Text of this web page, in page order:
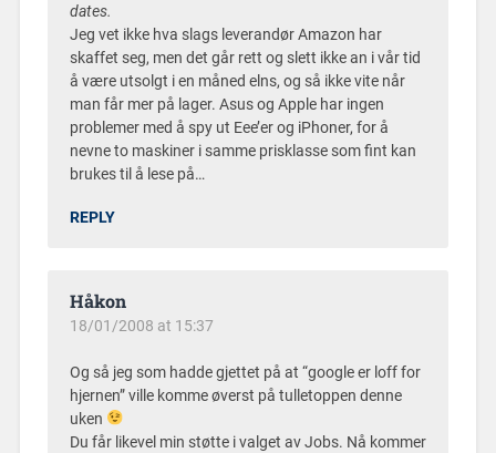
dates.
Jeg vet ikke hva slags leverandør Amazon har
skaffet seg, men det går rett og slett ikke an i vår tid
å være utsolgt i en måned elns, og så ikke vite når
man får mer på lager. Asus og Apple har ingen
problemer med å spy ut Eee’er og iPhoner, for å
nevne to maskiner i samme prisklasse som fint kan
brukes til å lese på…
REPLY
Håkon
18/01/2008 at 15:37
Og så jeg som hadde gjettet på at “google er loff for
hjernen” ville komme øverst på tulletoppen denne
uken
Du får likevel min støtte i valget av Jobs. Nå kommer